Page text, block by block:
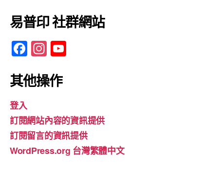
易普印 社群網站
F
a
c
b
o
o
k
In
st
a
gr
a
m
u
b
e
其他操作
登入
訂閱網站內容的資訊提供
訂閱留言的資訊提供
WordPress.org 台灣繁體中文